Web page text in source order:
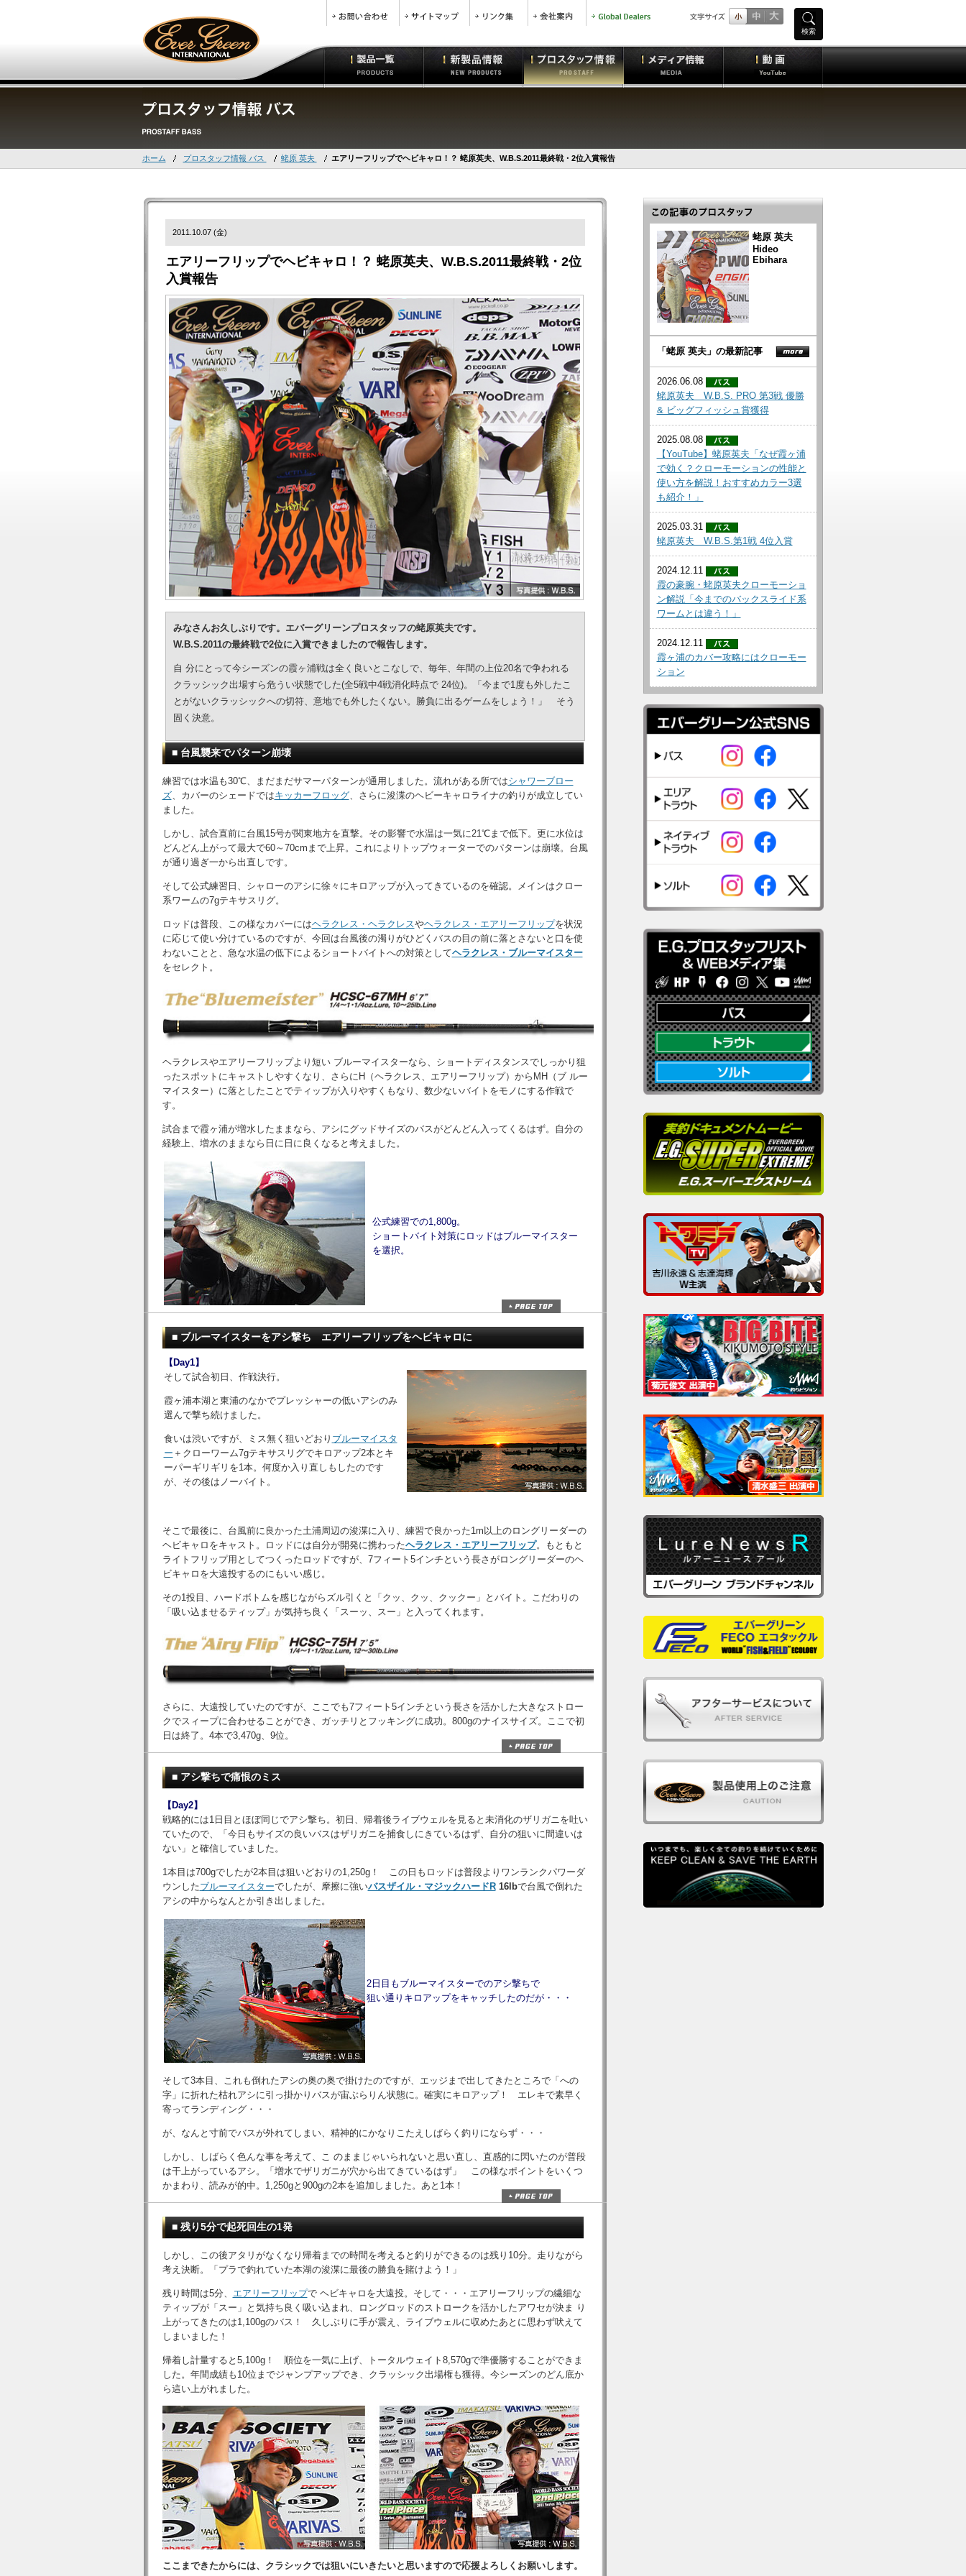
検索
ホーム プロスタッフ情報 バス 蛯原 英夫 エアリーフリップでヘビキャロ！？ 蛯原英夫、W.B.S.2011最終戦・2位入賞報告
2011.10.07 (金)
エアリーフリップでヘビキャロ！？ 蛯原英夫、W.B.S.2011最終戦・2位
入賞報告
みなさんお久しぶりです。エバーグリーンプロスタッフの蛯原英夫です。
W.B.S.2011の最終戦で2位に入賞できましたので報告します。
自 分にとって今シーズンの霞ヶ浦戦は全く良いとこなしで、毎年、年間の上位20名で争われる
クラッシック出場すら危うい状態でした(全5戦中4戦消化時点で 24位)。「今まで1度も外したこ
とがないクラッシックへの切符、意地でも外したくない。勝負に出るゲームをしょう！」 そう
固く決意。
■ 台風襲来でパターン崩壊
練習では水温も30℃、まだまだサマーパターンが通用しました。流れがある所ではシャワーブロー
ズ、カバーのシェードではキッカーフロッグ、さらに浚渫のヘビーキャロライナの釣りが成立してい
ました。
しかし、試合直前に台風15号が関東地方を直撃。その影響で水温は一気に21℃まで低下。更に水位は
どんどん上がって最大で60～70cmまで上昇。これによりトップウォーターでのパターンは崩壊。台風
が通り過ぎ一から出直しです。
そして公式練習日、シャローのアシに徐々にキロアップが入ってきているのを確認。メインはクロー
系ワームの7gテキサスリグ。
ロッドは普段、この様なカバーにはヘラクレス・ヘラクレスやヘラクレス・エアリーフリップを状況
に応じて使い分けているのですが、今回は台風後の濁りがひどくバスの目の前に落とさないと口を使
わないことと、急な水温の低下によるショートバイトへの対策としてヘラクレス・ブルーマイスター
をセレクト。
ヘラクレスやエアリーフリップより短い ブルーマイスターなら、ショートディスタンスでしっかり狙
ったスポットにキャストしやすくなり、さらにH（ヘラクレス、エアリーフリップ）からMH（ブ ルー
マイスター）に落としたことでティップが入りやすくもなり、数少ないバイトをモノにする作戦で
す。
試合まで霞ヶ浦が増水したままなら、アシにグッドサイズのバスがどんどん入ってくるはず。自分の
経験上、増水のままなら日に日に良くなると考えました。
公式練習での1,800g。
ショートバイト対策にロッドはブルーマイスター
を選択。
■ ブルーマイスターをアシ撃ち エアリーフリップをヘビキャロに
【Day1】
そして試合初日、作戦決行。
霞ヶ浦本湖と東浦のなかでプレッシャーの低いアシのみ
選んで撃ち続けました。
食いは渋いですが、ミス無く狙いどおり ブルーマイスタ
ー ＋クローワーム7gテキサスリグでキロアップ2本とキ
ーパーギリギリを1本。何度か入り直しもしたのです
が、その後はノーバイト。
そこで最後に、台風前に良かった土浦周辺の浚渫に入り、練習で良かった1m以上のロングリーダーの
ヘビキャロをキャスト。ロッドには自分が開発に携わったヘラクレス・エアリーフリップ。もともと
ライトフリップ用としてつくったロッドですが、7フィート5インチという長さがロングリーダーのヘ
ビキャロを大遠投するのにもいい感じ。
その1投目、ハードボトムを感じながらズル引くと「クッ、クッ、クックー」とバイト。こだわりの
「吸い込ませるティップ」が気持ち良く「スーッ、スー」と入ってくれます。
さらに、大遠投していたのですが、ここでも7フィート5インチという長さを活かした大きなストロー
クでスィープに合わせることができ、ガッチリとフッキングに成功。800gのナイスサイズ。ここで初
日は終了。4本で3,470g、9位。
■ アシ撃ちで痛恨のミス
【Day2】
戦略的には1日目とほぼ同じでアシ撃ち。初日、帰着後ライブウェルを見ると未消化のザリガニを吐い
ていたので、「今日もサイズの良いバスはザリガニを捕食しにきているはず、自分の狙いに間違いは
ない」と確信していました。
1本目は700gでしたが2本目は狙いどおりの1,250g！ この日もロッドは普段よりワンランクパワーダ
ウンしたブルーマイスターでしたが、摩擦に強いバスザイル・マジックハードR16lbで台風で倒れた
アシの中からなんとか引き出しました。
2日目もブルーマイスターでのアシ撃ちで
狙い通りキロアップをキャッチしたのだが・・・
そして3本目、これも倒れたアシの奥の奥で掛けたのですが、エッジまで出してきたところで「への
字」に折れた枯れアシに引っ掛かりバスが宙ぶらりん状態に。確実にキロアップ！ エレキで素早く
寄ってランディング・・・
が、なんと寸前でバスが外れてしまい、精神的にかなりこたえしばらく釣りにならず・・・
しかし、しばらく色んな事を考えて、こ のままじゃいられないと思い直し、直感的に閃いたのが普段
は干上がっているアシ。「増水でザリガニが穴から出てきているはず」 この様なポイントをいくつ
かまわり、読みが的中。1,250gと900gの2本を追加しました。あと1本！
■ 残り5分で起死回生の1発
しかし、この後アタリがなくなり帰着までの時間を考えると釣りができるのは残り10分。走りながら
考え決断。「プラで釣れていた本湖の浚渫に最後の勝負を賭けよう！」
残り時間は5分、 エアリーフリップで ヘビキャロを大遠投。そして・・・エアリーフリップの繊細な
ティップが「スー」と気持ち良く吸い込まれ、ロングロッドのストロークを活かしたアワセが決ま り
上がってきたのは1,100gのバス！ 久しぶりに手が震え、ライブウェルに収めたあとに思わず吠えて
しまいました！
帰着し計量すると 5,100g！ 順位を一気に上げ、トータルウェイト 8,570gで準優勝することができま
した。年間成績も10位までジャンプアップでき、クラッシック出場権も獲得。今シーズンのどん底か
ら這い上がれました。
ここまできたからには、クラシックでは狙いにいきたいと思いますので応援よろしくお願いします。
蛯原 英夫
Hideo
Ebihara
「蛯原 英夫」の最新記事
2026.06.08
蛯原英夫 W.B.S. PRO 第3戦 優勝
& ビッグフィッシュ賞獲得
2025.08.08
【YouTube】蛯原英夫「なぜ霞ヶ浦
で効く？クローモーションの性能と
使い方を解説！おすすめカラー3選
も紹介！」
2025.03.31
蛯原英夫 W.B.S.第1戦 4位入賞
2024.12.11
霞の豪腕・蛯原英夫クローモーショ
ン解説「今までのバックスライド系
ワームとは違う！」
2024.12.11
霞ヶ浦のカバー攻略にはクローモー
ション